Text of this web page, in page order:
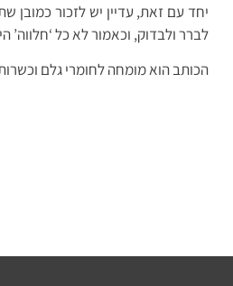
יחד עם זאת, עדיין יש לזכור כמובן
לברר ולבדוק, וכאמור לא כל
הכותב הוא מומחה לחומרי גלם